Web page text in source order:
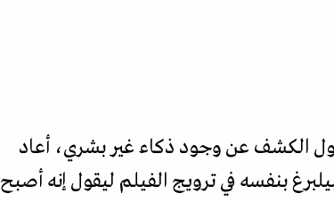
حول الكشف عن وجود ذكاء غير بشري، أعاد
بنفسه في ترويج الفيلم ليقول إنه أصبح